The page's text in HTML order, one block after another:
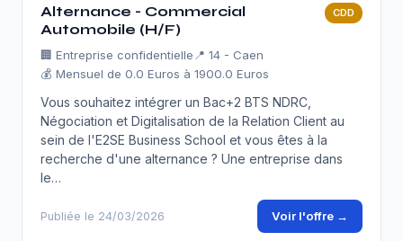
Alternance - Commercial
Automobile (H/F)
CDD
🏢 Entreprise confidentielle 📍 14 - Caen
💰 Mensuel de 0.0 Euros à 1900.0 Euros
Vous souhaitez intégrer un Bac+2 BTS NDRC,
Négociation et Digitalisation de la Relation Client au
sein de l'E2SE Business School et vous êtes à la
recherche d'une alternance ? Une entreprise dans
le…
Publiée le 24/03/2026 Voir l'offre →